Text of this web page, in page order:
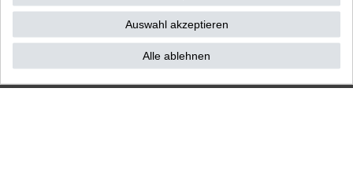
Auswahl akzeptieren
Alle ablehnen